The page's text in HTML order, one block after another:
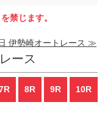
禁じます。
伊勢崎オートレース ≫
ース
8R 9R 10R